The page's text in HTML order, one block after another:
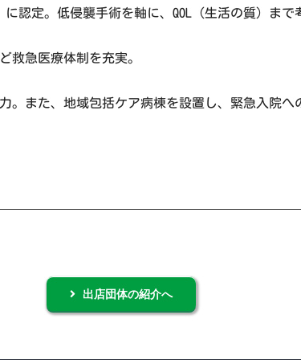
認定。低侵襲手術を軸に、QOL（生活の質）ま
救急医療体制を充実。
。また、地域包括ケア病棟を設置し、緊急入院
出店団体の紹介へ